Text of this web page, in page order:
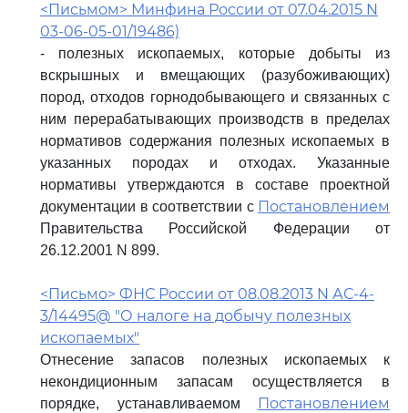
<Письмом> Минфина России от 07.04.2015 N
03-06-05-01/19486)
- полезных ископаемых, которые добыты из
вскрышных и вмещающих (разубоживающих)
пород, отходов горнодобывающего и связанных с
ним перерабатывающих производств в пределах
нормативов содержания полезных ископаемых в
указанных породах и отходах. Указанные
нормативы утверждаются в составе проектной
документации в соответствии с Постановлением
Правительства Российской Федерации от
26.12.2001 N 899.
<Письмо> ФНС России от 08.08.2013 N АС-4-
3/14495@ "О налоге на добычу полезных
ископаемых"
Отнесение запасов полезных ископаемых к
некондиционным запасам осуществляется в
порядке, устанавливаемом
Постановлением